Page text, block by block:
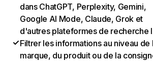
dans ChatGPT, Perplexity, Gemini,
Google AI Mode, Claude, Grok et
d'autres plateformes de recherche
Filtrer les informations au niveau de
marque, du produit ou de la